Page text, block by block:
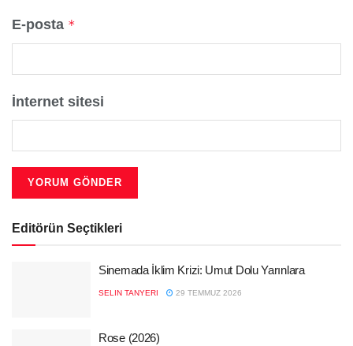
E-posta *
İnternet sitesi
Editörün Seçtikleri
Sinemada İklim Krizi: Umut Dolu Yarınlara
SELIN TANYERI 29 TEMMUZ 2026
Rose (2026)